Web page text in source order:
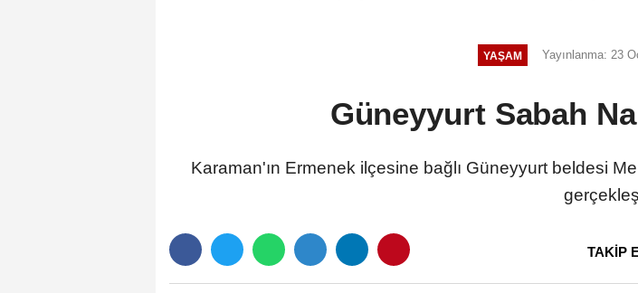
YAŞAM Yayınlanma: 23
Güneyyurt Sabah
Karaman'ın Ermenek ilçesine bağlı Güneyyurt beldesi
TAKİP